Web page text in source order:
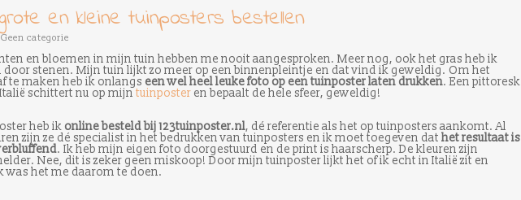
en kleine tuinposters bestellen
Geen categorie
en bloemen in mijn tuin hebben me nooit aangesproken. Meer nog, ook het gras heb ik
door stenen. Mijn tuin lijkt zo meer op een binnenpleintje en dat vind ik geweldig. Om het
te maken heb ik onlangs een wel heel leuke foto op een tuinposter laten drukken. Een pittoresk
schittert nu op mijn tuinposteren bepaalt de hele sfeer, geweldig!
heb ik online besteld bij 123tuinposter.nl, dé referentie als het op tuinposters aankomt. Al
zijn ze dé specialist in het bedrukken van tuinposters en ik moet toegeven dat het resultaat is
. Ik heb mijn eigen foto doorgestuurd en de print is haarscherp. De kleuren zijn
Nee, dit is zeker geen miskoop! Door mijn tuinposter lijkt het of ik echt in Italië zit en
was het me daarom te doen.